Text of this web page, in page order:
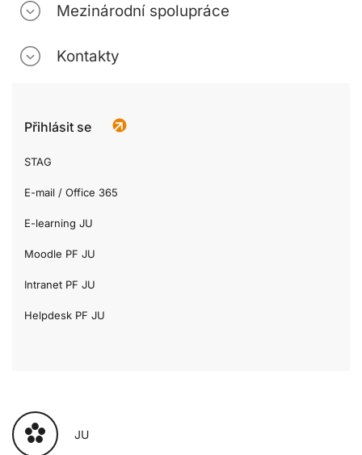
Mezinárodní spolupráce
Kontakty
Přihlásit se
STAG
E-mail / Office 365
E-learning JU
Moodle PF JU
Intranet PF JU
Helpdesk PF JU
JU